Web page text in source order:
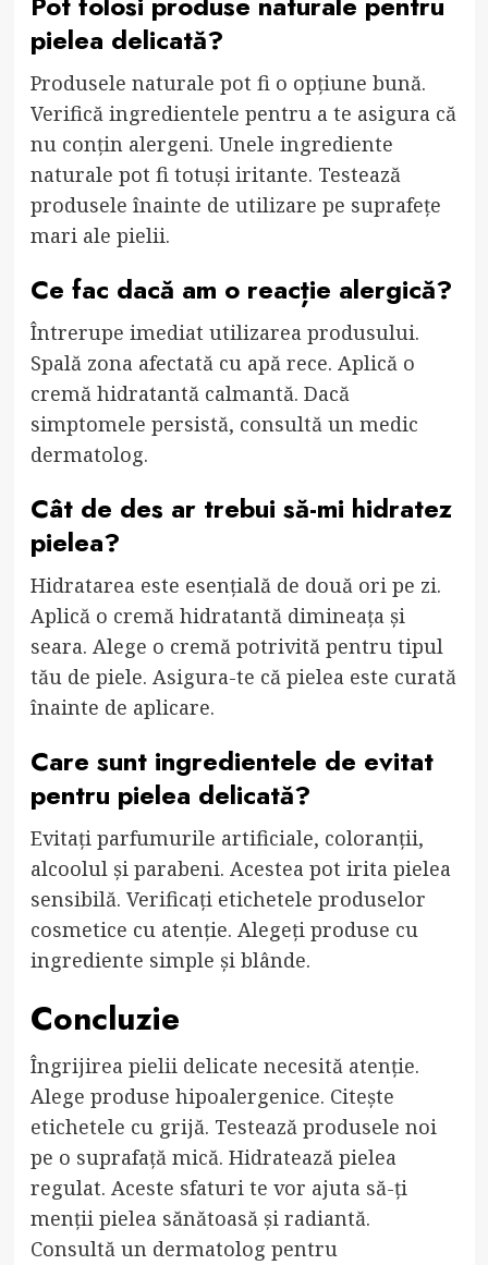
pielea delicată?
Produsele naturale pot fi o opțiune bună.
Verifică ingredientele pentru a te asigura că
nu conțin alergeni. Unele ingrediente
naturale pot fi totuși iritante. Testează
produsele înainte de utilizare pe suprafețe
mari ale pielii.
Ce fac dacă am o reacție alergică?
Întrerupe imediat utilizarea produsului.
Spală zona afectată cu apă rece. Aplică o
cremă hidratantă calmantă. Dacă
simptomele persistă, consultă un medic
dermatolog.
Cât de des ar trebui să-mi hidratez
pielea?
Hidratarea este esențială de două ori pe zi.
Aplică o cremă hidratantă dimineața și
seara. Alege o cremă potrivită pentru tipul
tău de piele. Asigura-te că pielea este curată
înainte de aplicare.
Care sunt ingredientele de evitat
pentru pielea delicată?
Evitați parfumurile artificiale, coloranții,
alcoolul și parabeni. Acestea pot irita pielea
sensibilă. Verificați etichetele produselor
cosmetice cu atenție. Alegeți produse cu
ingrediente simple și blânde.
Concluzie
Îngrijirea pielii delicate necesită atenție.
Alege produse hipoalergenice. Citește
etichetele cu grijă. Testează produsele noi
pe o suprafață mică. Hidratează pielea
regulat. Aceste sfaturi te vor ajuta să-ți
menții pielea sănătoasă și radiantă.
Consultă un dermatolog pentru